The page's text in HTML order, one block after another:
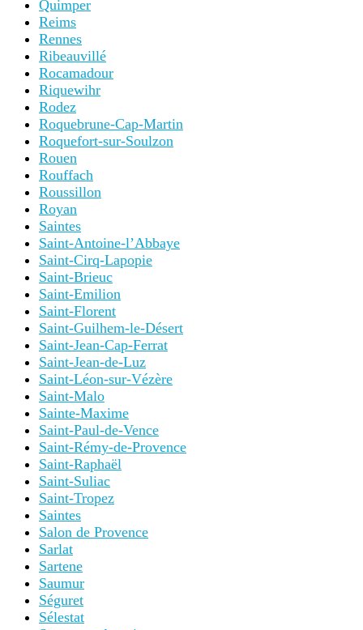
Quimper
Reims
Rennes
Ribeauvillé
Rocamadour
Riquewihr
Rodez
Roquebrune-Cap-Martin
Roquefort-sur-Soulzon
Rouen
Rouffach
Roussillon
Royan
Saintes
Saint-Antoine-l’Abbaye
Saint-Cirq-Lapopie
Saint-Brieuc
Saint-Emilion
Saint-Florent
Saint-Guilhem-le-Désert
Saint-Jean-Cap-Ferrat
Saint-Jean-de-Luz
Saint-Léon-sur-Vézère
Saint-Malo
Sainte-Maxime
Saint-Paul-de-Vence
Saint-Rémy-de-Provence
Saint-Raphaël
Saint-Suliac
Saint-Tropez
Saintes
Salon de Provence
Sarlat
Sartene
Saumur
Séguret
Sélestat